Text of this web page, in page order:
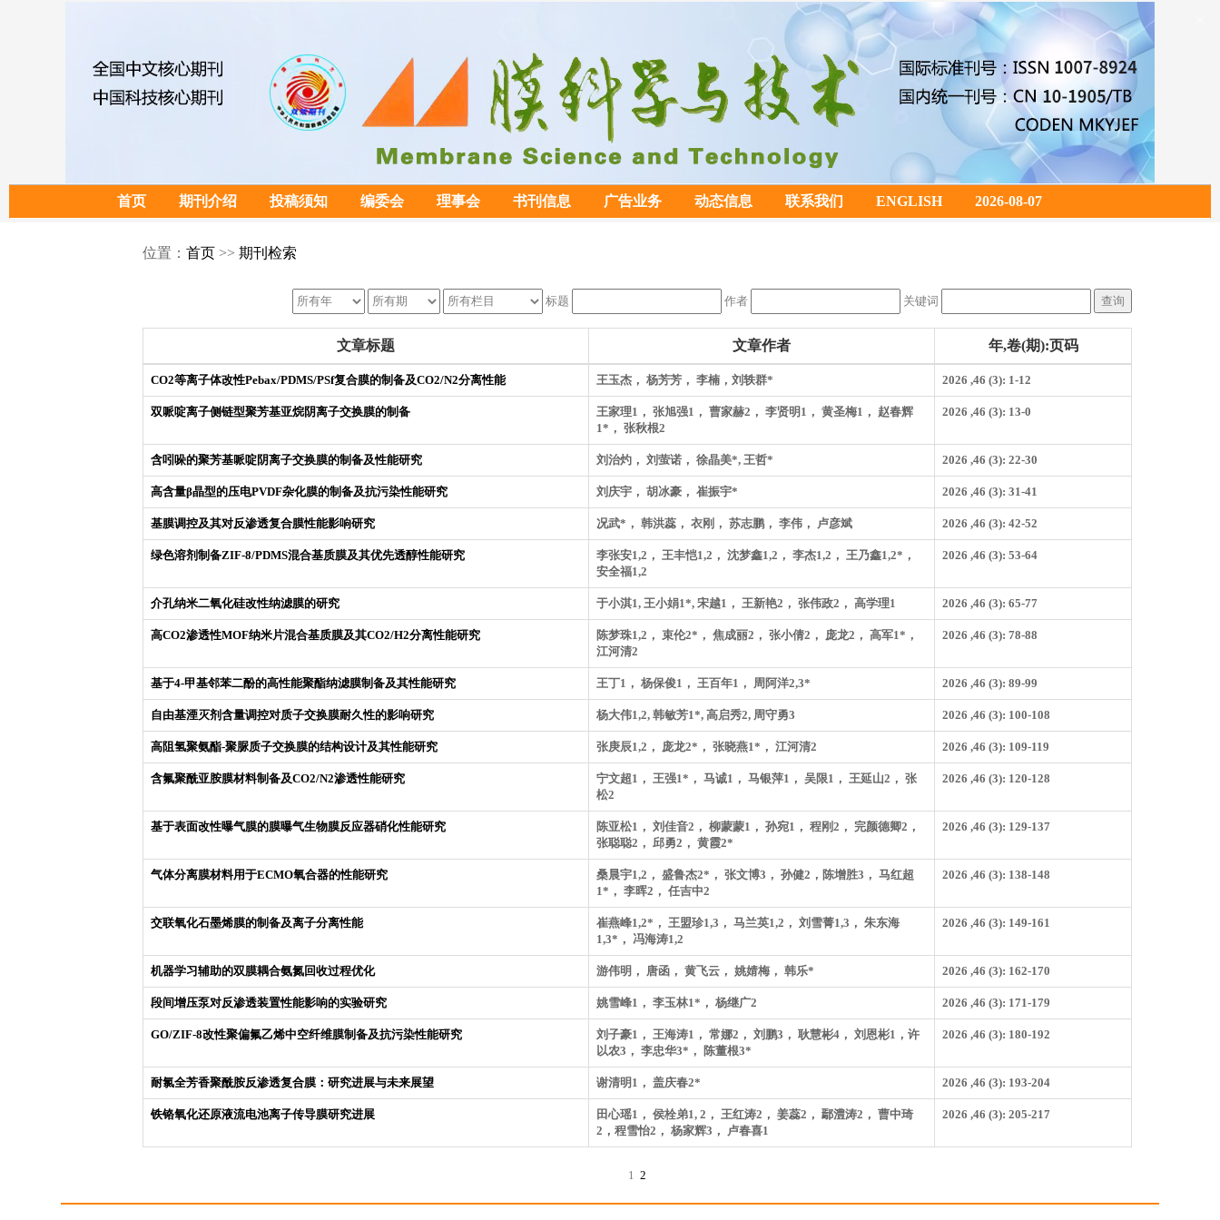
首页 期刊介绍 投稿须知 编委会 理事会 书刊信息 广告业务 动态信息 联系我们 ENGLISH 2026-08-07
位置： 首页 >> 期刊检索
标题 作者 关键词
文章标题 文章作者 年,卷(期):页码
CO2等离子体改性Pebax/PDMS/PSf复合膜的制备及CO2/N2分离性能 王玉杰， 杨芳芳， 李楠，刘轶群* 2026 ,46 (3): 1-12
双哌啶离子侧链型聚芳基亚烷阴离子交换膜的制备
王家理1， 张旭强1， 曹家赫2， 李贤明1， 黄圣梅1， 赵春辉
1*， 张秋根2
2026 ,46 (3): 13-0
含吲哚的聚芳基哌啶阴离子交换膜的制备及性能研究 刘治灼， 刘萤诺， 徐晶美*, 王哲* 2026 ,46 (3): 22-30
高含量β晶型的压电PVDF杂化膜的制备及抗污染性能研究 刘庆宇， 胡冰豪， 崔振宇* 2026 ,46 (3): 31-41
基膜调控及其对反渗透复合膜性能影响研究 况武*， 韩洪蕊， 衣刚， 苏志鹏， 李伟， 卢彦斌 2026 ,46 (3): 42-52
绿色溶剂制备ZIF-8/PDMS混合基质膜及其优先透醇性能研究
李张安1,2， 王丰恺1,2， 沈梦鑫1,2， 李杰1,2， 王乃鑫1,2*，
安全福1,2
2026 ,46 (3): 53-64
介孔纳米二氧化硅改性纳滤膜的研究 于小淇1, 王小娟1*, 宋越1， 王新艳2， 张伟政2， 高学理1 2026 ,46 (3): 65-77
高CO2渗透性MOF纳米片混合基质膜及其CO2/H2分离性能研究
陈梦珠1,2， 束伦2*， 焦成丽2， 张小倩2， 庞龙2， 高军1*，
江河清2
2026 ,46 (3): 78-88
基于4-甲基邻苯二酚的高性能聚酯纳滤膜制备及其性能研究 王丁1， 杨保俊1， 王百年1， 周阿洋2,3* 2026 ,46 (3): 89-99
自由基湮灭剂含量调控对质子交换膜耐久性的影响研究 杨大伟1,2, 韩敏芳1*, 高启秀2, 周守勇3 2026 ,46 (3): 100-108
高阻氢聚氨酯-聚脲质子交换膜的结构设计及其性能研究 张庚辰1,2， 庞龙2*， 张晓燕1*， 江河清2 2026 ,46 (3): 109-119
含氟聚酰亚胺膜材料制备及CO2/N2渗透性能研究
宁文超1， 王强1*， 马诚1， 马银萍1， 吴限1， 王延山2， 张
松2
2026 ,46 (3): 120-128
基于表面改性曝气膜的膜曝气生物膜反应器硝化性能研究
陈亚松1， 刘佳音2， 柳蒙蒙1， 孙宛1， 程刚2， 完颜德卿2，
张聪聪2， 邱勇2， 黄霞2*
2026 ,46 (3): 129-137
气体分离膜材料用于ECMO氧合器的性能研究
桑晨宇1,2， 盛鲁杰2*， 张文博3， 孙健2，陈增胜3， 马红超
1*， 李晖2， 任吉中2
2026 ,46 (3): 138-148
交联氧化石墨烯膜的制备及离子分离性能
崔燕峰1,2*， 王盟珍1,3， 马兰英1,2， 刘雪菁1,3， 朱东海
1,3*， 冯海涛1,2
2026 ,46 (3): 149-161
机器学习辅助的双膜耦合氨氮回收过程优化 游伟明， 唐函， 黄飞云， 姚婧梅， 韩乐* 2026 ,46 (3): 162-170
段间增压泵对反渗透装置性能影响的实验研究 姚雪峰1， 李玉林1*， 杨继广2 2026 ,46 (3): 171-179
GO/ZIF-8改性聚偏氟乙烯中空纤维膜制备及抗污染性能研究
刘子豪1， 王海涛1， 常娜2， 刘鹏3， 耿慧彬4， 刘恩彬1，许
以农3， 李忠华3*， 陈董根3*
2026 ,46 (3): 180-192
耐氯全芳香聚酰胺反渗透复合膜：研究进展与未来展望 谢清明1， 盖庆春2* 2026 ,46 (3): 193-204
铁铬氧化还原液流电池离子传导膜研究进展
田心瑶1， 侯栓弟1, 2， 王红涛2， 姜蕊2， 鄢澧涛2， 曹中琦
2，程雪怡2， 杨家辉3， 卢春喜1
2026 ,46 (3): 205-217
1 2